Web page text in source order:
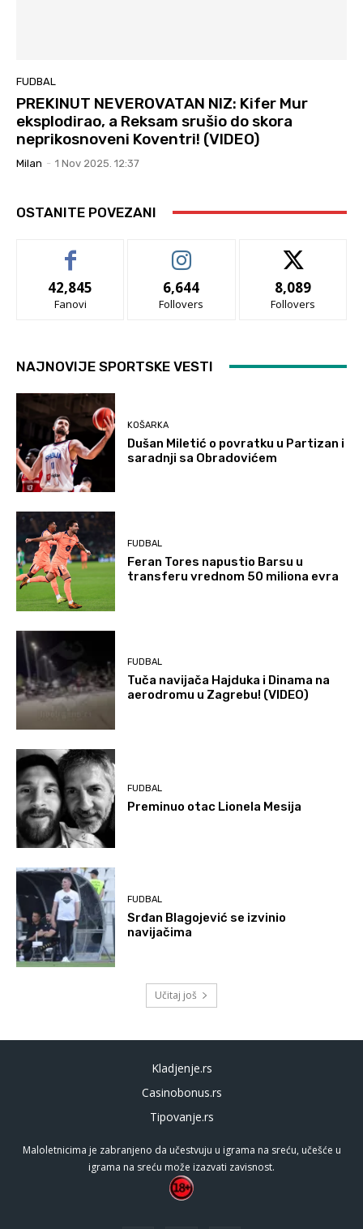
FUDBAL
PREKINUT NEVEROVATAN NIZ: Kifer Mur
eksplodirao, a Reksam srušio do skora
neprikosnoveni Koventri! (VIDEO)
Milan - 1 Nov 2025. 12:37
OSTANITE POVEZANI
42,845
Fanovi
6,644
Follovers
8,089
Follovers
NAJNOVIJE SPORTSKE VESTI
KOŠARKA
Dušan Miletić o povratku u Partizan i
saradnji sa Obradovićem
FUDBAL
Feran Tores napustio Barsu u
transferu vrednom 50 miliona evra
FUDBAL
Tuča navijača Hajduka i Dinama na
aerodromu u Zagrebu! (VIDEO)
FUDBAL
Preminuo otac Lionela Mesija
FUDBAL
Srđan Blagojević se izvinio
navijačima
Učitaj još
Kladjenje.rs
Casinobonus.rs
Tipovanje.rs
Maloletnicima je zabranjeno da učestvuju u igrama na sreću, učešće u
igrama na sreću može izazvati zavisnost.